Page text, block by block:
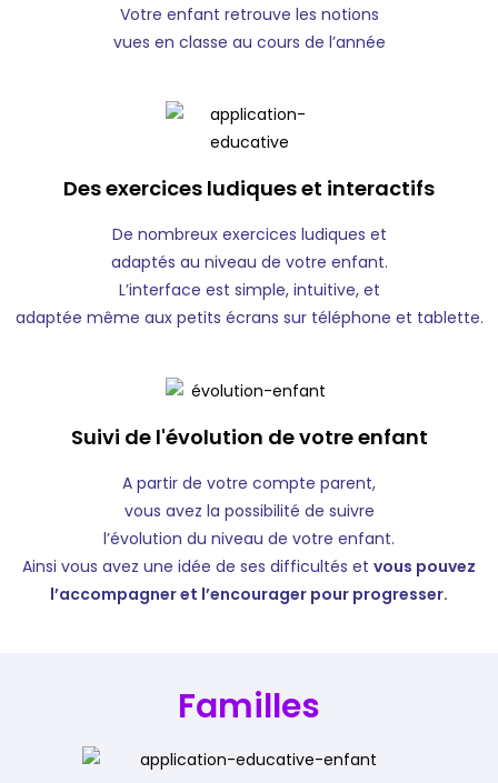
Votre enfant retrouve les notions
vues en classe au cours de l’année
Des exercices ludiques et interactifs
De nombreux exercices ludiques et
adaptés au niveau de votre enfant.
L’interface est simple, intuitive, et
adaptée même aux petits écrans sur téléphone et tablette.
Suivi de l'évolution de votre enfant
A partir de votre compte parent,
vous avez la possibilité de suivre
l’évolution du niveau de votre enfant.
Ainsi vous avez une idée de ses difficultés et vous pouvez
l’accompagner et l’encourager pour progresser.
Familles